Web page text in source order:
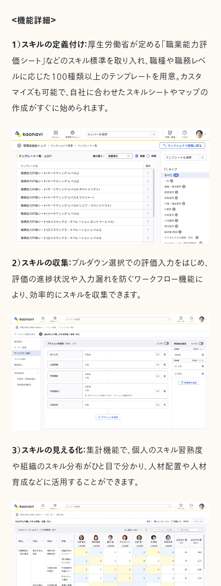
＜機能詳細＞
１）スキルの定義付け：厚生労働省が定める「職業能力評
価シート」などのスキル標準を取り入れ、職種や職務レベ
ルに応じた100種類以上のテンプレートを用意。カスタ
マイズも可能で、自社に合わせたスキルシートやマップの
作成がすぐに始められます。
２）スキルの収集：プルダウン選択での評価入力をはじめ、
評価の進捗状況や入力漏れを防ぐワークフロー機能に
より、​​​効率的にスキルを収集できます。
３）スキルの見える化：集計機能で、個人のスキル習熟度
や組織のスキル分布がひと目で分かり、人材配置や人材
育成などに活用することができます。